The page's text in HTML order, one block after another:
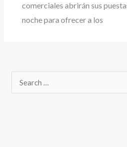
comerciales abrirán sus
noche para ofrecer a los